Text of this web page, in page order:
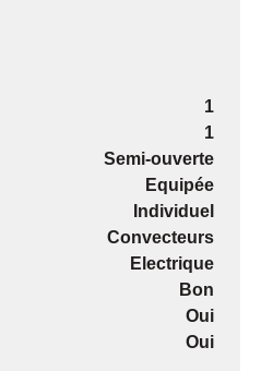
1
1
Semi-ouverte
Equipée
Individuel
Convecteurs
Electrique
Bon
Oui
Oui